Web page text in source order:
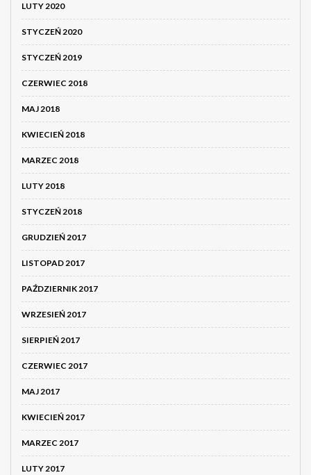
LUTY 2020
STYCZEŃ 2020
STYCZEŃ 2019
CZERWIEC 2018
MAJ 2018
KWIECIEŃ 2018
MARZEC 2018
LUTY 2018
STYCZEŃ 2018
GRUDZIEŃ 2017
LISTOPAD 2017
PAŹDZIERNIK 2017
WRZESIEŃ 2017
SIERPIEŃ 2017
CZERWIEC 2017
MAJ 2017
KWIECIEŃ 2017
MARZEC 2017
LUTY 2017